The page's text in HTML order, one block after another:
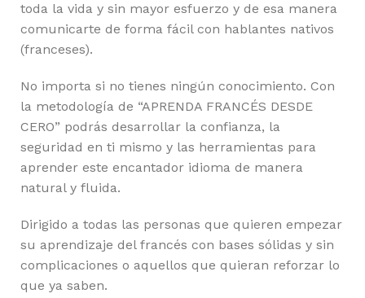
toda la vida y sin mayor esfuerzo y de esa manera
comunicarte de forma fácil con hablantes nativos
(franceses).
No importa si no tienes ningún conocimiento. Con
la metodología de “APRENDA FRANCÉS DESDE
CERO” podrás desarrollar la confianza, la
seguridad en ti mismo y las herramientas para
aprender este encantador idioma de manera
natural y fluida.
Dirigido a todas las personas que quieren empezar
su aprendizaje del francés con bases sólidas y sin
complicaciones o aquellos que quieran reforzar lo
que ya saben.